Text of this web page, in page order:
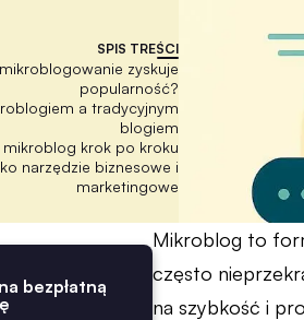
SPIS TREŚCI
zyskuje
popularność?
a tradycyjnym
blogiem
mikroblog krok po kroku
narzędzie biznesowe i
marketingowe
bezpłatną
Mikroblog to
często
na szybkość i